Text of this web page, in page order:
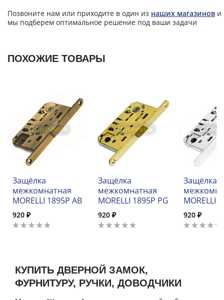
Позвоните нам или приходите в один из наших магазинов и
мы подберем оптимальное решение под ваши задачи
ПОХОЖИЕ ТОВАРЫ
Защёлка
межкомнатная
MORELLI 1895P AB
920 ₽
Защёлка
межкомнатная
MORELLI 1895P PG
920 ₽
Защёлка
MORELLI
920 ₽
КУПИТЬ ДВЕРНОЙ ЗАМОК,
ФУРНИТУРУ, РУЧКИ, ДОВОДЧИКИ